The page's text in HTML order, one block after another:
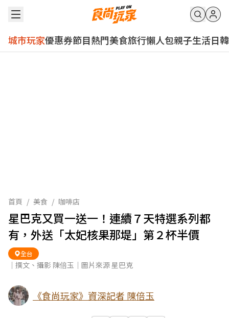
城市玩家優惠券節目熱門美食旅行懶人包親子生活日韓
首頁 / 美食 / 咖啡店
星巴克又買一送一！連續７天特選系列都
有，外送「太妃核果那堤」第２杯半價
全台
｜撰文、攝影 陳倍玉｜圖片來源 星巴克
《食尚玩家》資深記者 陳倍玉